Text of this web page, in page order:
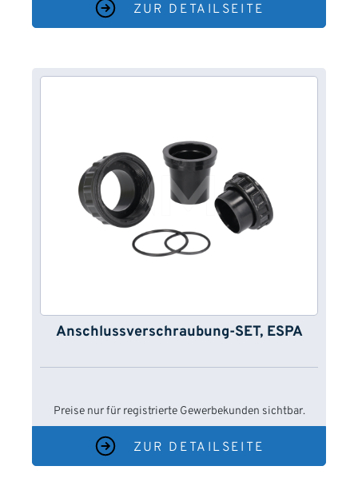
ZUR DETAILSEITE
Anschlussverschraubung-SET, ESPA
Preise nur für registrierte Gewerbekunden sichtbar.
ZUR DETAILSEITE